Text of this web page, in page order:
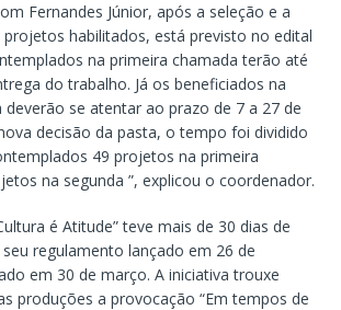
Fernandes Júnior, após a seleção e a
habilitados, está previsto no edital
na primeira chamada terão até
do trabalho. Já os beneficiados na
deverão se atentar ao prazo de 7 a 27 de
decisão da pasta, o tempo foi dividido
49 projetos na primeira
na segunda ”, explicou o coordenador.
é Atitude” teve mais de 30 dias de
regulamento lançado em 26 de
em 30 de março. A iniciativa trouxe
produções a provocação “Em tempos de